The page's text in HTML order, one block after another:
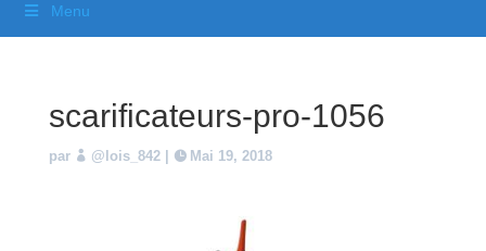
Menu
scarificateurs-pro-1056
par @lois_842| Mai 19, 2018